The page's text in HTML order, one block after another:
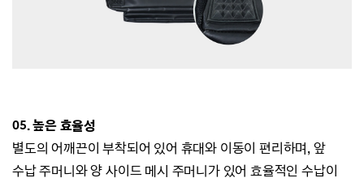
05. 높은 효율성
별도의 어깨끈이 부착되어 있어 휴대와 이동이 편리하며, 앞
수납 주머니와양 사이드 메시 주머니가 있어 효율적인 수납이